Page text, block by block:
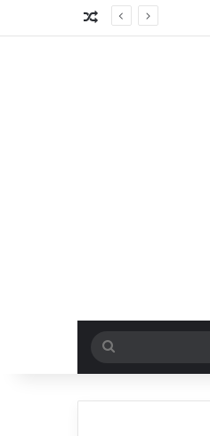
مقال عشوائي
بحث
عن